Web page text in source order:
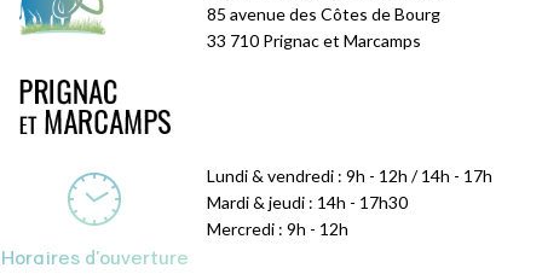
85 avenue des Côtes de Bourg
33 710 Prignac et Marcamps
Horaires d'ouverture
Lundi & vendredi : 9h - 12h / 14h - 17h
Mardi & jeudi : 14h - 17h30
Mercredi : 9h - 12h